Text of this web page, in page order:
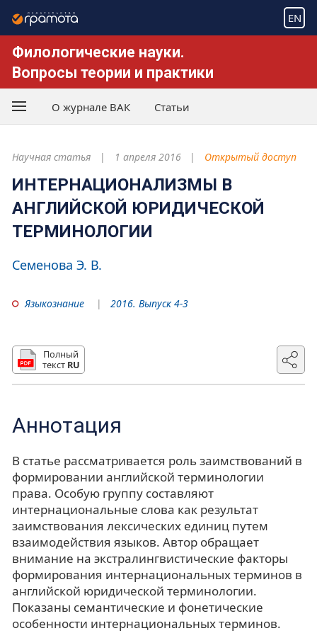
EN
Филологические науки.
Вопросы теории и практики
О журнале ВАК Статьи
Научная статья 1 апреля 2016 Открытый доступ
ИНТЕРНАЦИОНАЛИЗМЫ В
АНГЛИЙСКОЙ ЮРИДИЧЕСКОЙ
ТЕРМИНОЛОГИИ
Семенова Э. В.
Языкознание 2016. Выпуск 4-3
Полный
текст RU
Аннотация
В статье рассматривается роль заимствований в
формировании английской терминологии
права. Особую группу составляют
интернациональные слова как результат
заимствования лексических единиц путем
взаимодействия языков. Автор обращает
внимание на экстралингвистические факторы
формирования интернациональных терминов в
английской юридической терминологии.
Показаны семантические и фонетические
особенности интернациональных терминов.